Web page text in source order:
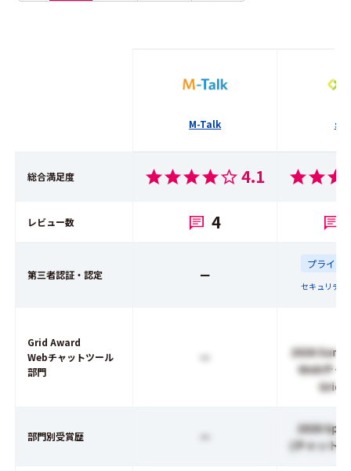
M-Talk
総合満足度 4.1
レビュー数 4
第三者認証・認定 ー
プライバ
セキュリティ
Grid Award
Webチャットツール
部門
ー
2026
Webチャ
Grid
部門別受賞歴 ー
2026
(チャット